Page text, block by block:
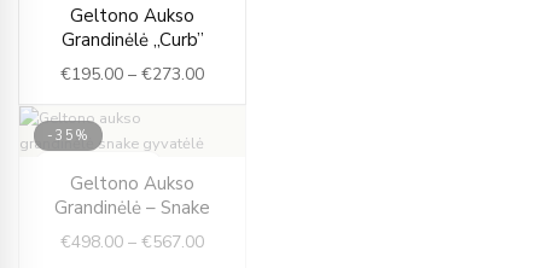
Geltono Aukso
Grandinėlė „Curb”
€195.00 – €273.00through
-35%
Geltono Aukso
Grandinėlė – Snake
€498.00 – €567.00
€498.00
through